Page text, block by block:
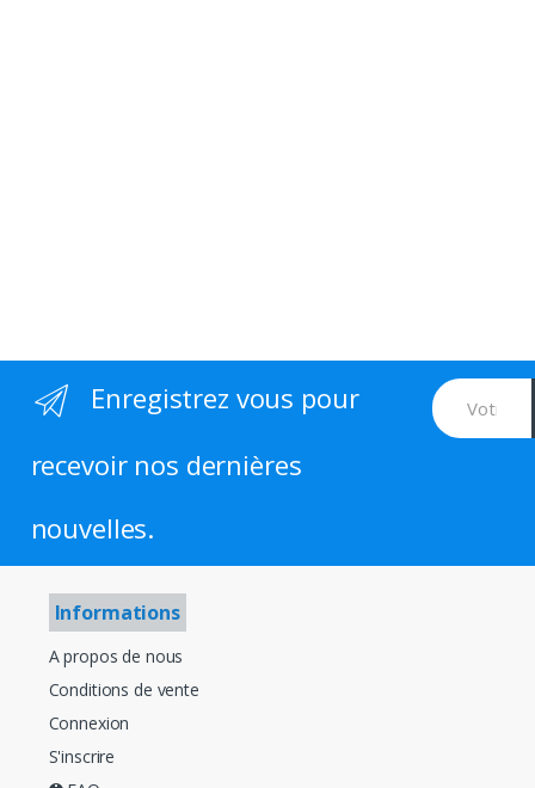
Enregistrez vous pour
recevoir nos dernières
nouvelles.
Informations
A propos de nous
Conditions de vente
Connexion
S'inscrire